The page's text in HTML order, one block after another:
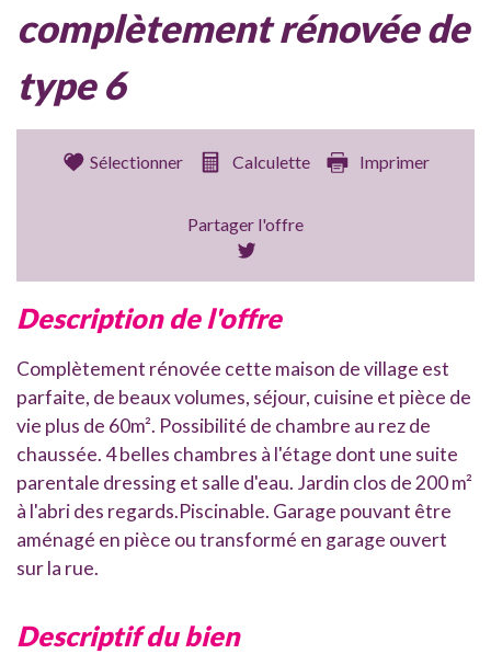
complètement rénovée de
type 6
Sélectionner Calculette Imprimer
Partager l'offre
description de l'offre
Complètement rénovée cette maison de village est
parfaite, de beaux volumes, séjour, cuisine et pièce de
vie plus de 60m². Possibilité de chambre au rez de
chaussée. 4 belles chambres à l'étage dont une suite
parentale dressing et salle d'eau. Jardin clos de 200 m²
à l'abri des regards.Piscinable. Garage pouvant être
aménagé en pièce ou transformé en garage ouvert
sur la rue.
descriptif du bien